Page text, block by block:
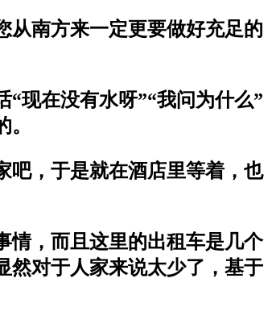
从南方来一定更要做好充足的
现在没有水呀”“我问为什么”
吧，于是就在酒店里等着，也
情，而且这里的出租车是几个
然对于人家来说太少了，基于